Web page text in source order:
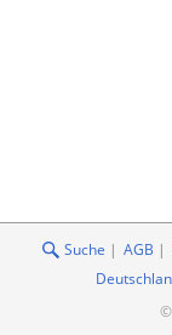
Suche AGB
©